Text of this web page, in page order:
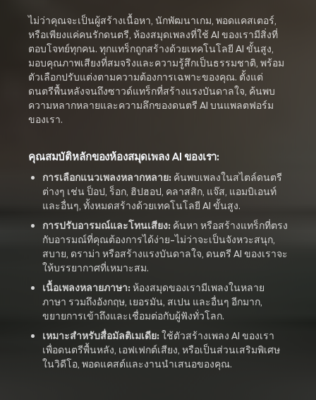
ไม่ว่าคุณจะเป็นผู้สร้างเนื้อหา, นักพัฒนาเกม, พอดแคสเตอร์,
หรือเพียงแค่คนรักดนตรี, ห้องสมุดเพลงที่ใช้ AI ของเรามีสิ่งที่
ตอบโจทย์ทุกคน. ทุกแทร็กถูกสร้างด้วยเทคโนโลยี AI ขั้นสูง,
มอบคุณภาพเสียงที่สมจริงและความรู้สึกเป็นธรรมชาติ, พร้อม
ตัวเลือกปรับแต่งตามความต้องการเฉพาะของคุณ. ตั้งแต่
ดนตรีพื้นหลังจนถึงซาวด์แทร็กที่สร้างแรงบันดาลใจ, ค้นพบ
ความหลากหลายและความลึกของดนตรี AI บนแพลตฟอร์ม
ของเรา.
คุณสมบัติหลักของห้องสมุดเพลง AI ของเรา:
การเลือกแนวเพลงหลากหลาย: ค้นพบเพลงในสไตล์ดนตรี
ต่างๆ เช่น ป็อป, ร็อก, ฮิปฮอป, คลาสสิก, แจ๊ส, แอมบิเอนท์
และอื่นๆ, ทั้งหมดสร้างด้วยเทคโนโลยี AI ขั้นสูง.
การปรับอารมณ์และโทนเสียง: ค้นหา หรือสร้างแทร็กที่ตรง
กับอารมณ์ที่คุณต้องการได้ง่าย-ไม่ว่าจะเป็นจังหวะสนุก,
สบาย, ดราม่า หรือสร้างแรงบันดาลใจ, ดนตรี AI ของเราจะ
ให้บรรยากาศที่เหมาะสม.
เนื้อเพลงหลายภาษา:ห้องสมุดของเรามีเพลงในหลาย
ภาษา รวมถึงอังกฤษ, เยอรมัน, สเปน และอื่นๆ อีกมาก,
ขยายการเข้าถึงและเชื่อมต่อกับผู้ฟังทั่วโลก.
เหมาะสำหรับสื่อมัลติเมเดีย:ใช้ตัวสร้างเพลง AI ของเรา
เพื่อดนตรีพื้นหลัง, เอฟเฟกต์เสียง, หรือเป็นส่วนเสริมพิเศษ
ในวิดีโอ, พอดแคสต์และงานนำเสนอของคุณ.